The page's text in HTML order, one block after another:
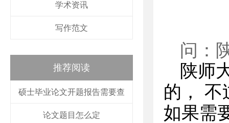
学术资讯
写作范文
推荐阅读
硕士毕业论文开题报告需要查
论文题目怎么定
问：
陕师
的， 不
如果需